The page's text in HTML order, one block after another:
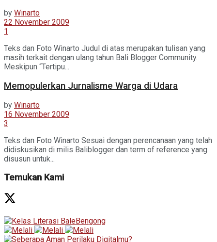
by Winarto
22 November 2009
1
Teks dan Foto Winarto Judul di atas merupakan tulisan yang
masih terkait dengan ulang tahun Bali Blogger Community.
Meskipun “Tertipu...
Memopulerkan Jurnalisme Warga di Udara
by Winarto
16 November 2009
3
Teks dan Foto Winarto Sesuai dengan perencanaan yang telah
didiskusikan di milis Baliblogger dan term of reference yang
disusun untuk...
Temukan Kami